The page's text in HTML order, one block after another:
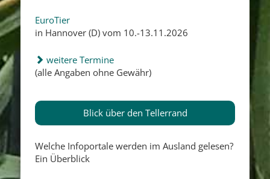
EuroTier
in Hannover (D) vom 10.-13.11.2026
weitere Termine
(alle Angaben ohne Gewähr)
Blick über den Tellerrand
Welche Infoportale werden im Ausland gelesen?
Ein Überblick